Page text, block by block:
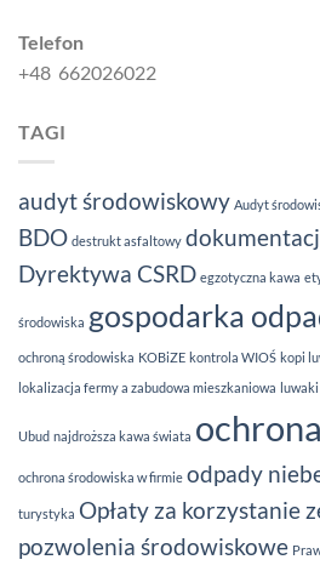
Telefon
+48 662026022
TAGI
audyt środowiskowy Audyt
BDO destrukt asfaltowy
Dyrektywa CSRD egzotyczna kawa
środowiska gospodarka
ochroną środowiska KOBiZE kontrola WIOŚ kopi
lokalizacja fermy a zabudowa mieszkaniowa
Ubud najdroższa kawa świata
ochrona środowiska w firmie odpady
turystyka Opłaty za korzystanie
pozwolenia środowiskowe